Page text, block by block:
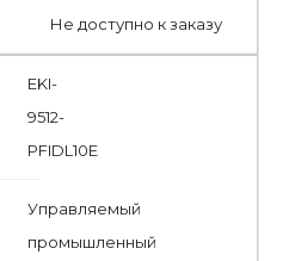
Не доступно к заказу
EKI-
9512-
PFIDL10E
Управляемый
промышленный